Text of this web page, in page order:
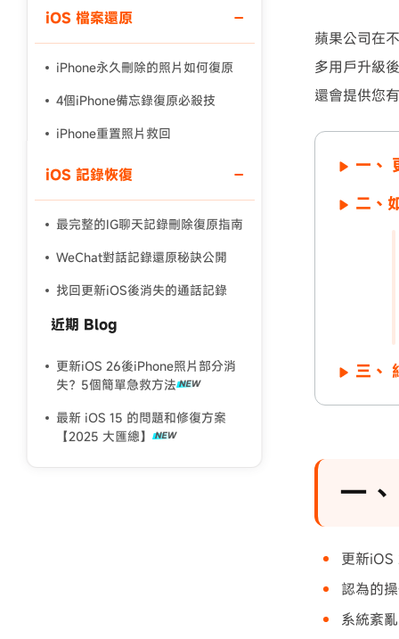
iOS 檔案還原
iPhone永久刪除的照片如何復原
4個iPhone備忘錄復原必殺技
iPhone重置照片救回
iOS 記錄恢復
最完整的IG聊天記錄刪除復原指南
WeChat對話記錄還原秘訣公開
找回更新iOS後消失的通話記錄
近期 Blog
更新iOS 26後iPhone照片部分消
失？5個簡單急救方法
最新 iOS 15 的問題和修復方案
【2025 大匯總】
蘋果公司在
多用戶升級
還會提供您
一、
二、
三、
一
更新iOS
認為的
系統紊